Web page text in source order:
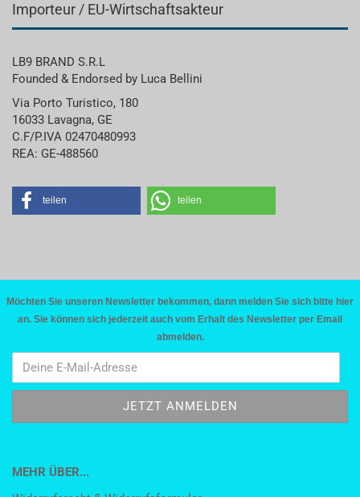
Importeur / EU-Wirtschaftsakteur
LB9 BRAND S.R.L
Founded & Endorsed by Luca Bellini
Via Porto Turistico, 180
16033 Lavagna, GE
C.F/P.IVA 02470480993
REA: GE-488560
teilen teilen
Möchten Sie unseren Newsletter bekommen, dann melden Sie sich bitte hier
an. Sie können sich jederzeit auch vom Erhalt des Newsletter per Email
abmelden.
MEHR ÜBER...